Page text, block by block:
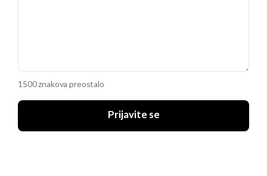
1500 znakova preostalo
Prijavite se